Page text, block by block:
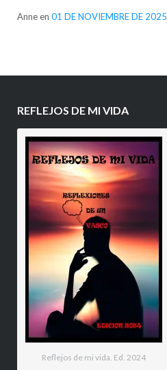
Anneen 01 DE NOVIEMBRE DE 2025
REFLEJOS DE MI VIDA
Reflejos de mi vida. Ed. 2024